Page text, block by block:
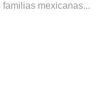
mexicanas...